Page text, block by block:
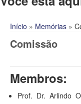
Início » Memórias »
Comissão
Membros:
Prof. Dr. Arlindo